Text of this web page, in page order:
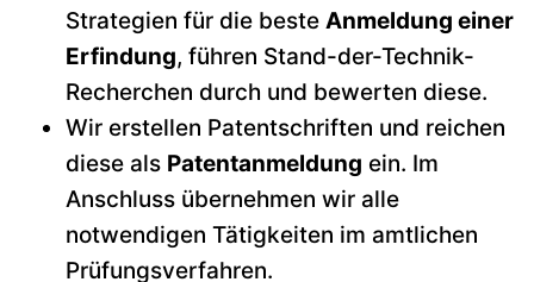
Strategien für die beste Anmeldung einer
Erfindung, führen Stand-der-Technik-
Recherchen durch und bewerten diese.
Wir erstellen Patentschriften und reichen
diese als Patentanmeldung ein. Im
Anschluss übernehmen wir alle
notwendigen Tätigkeiten im amtlichen
Prüfungsverfahren.